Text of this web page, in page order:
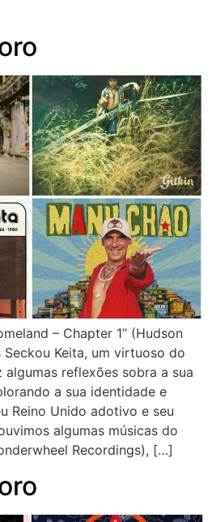
– Chapter 1” (Hudson
Seckou Keita, um virtuoso do
reflexões sobra a sua
a sua identidade e
Reino Unido adotivo e seu
algumas músicas do
Recordings), […]